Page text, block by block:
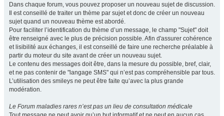
Dans chaque forum, vous pouvez proposer un nouveau sujet de discussion.
Il est conseillé de traiter un thème par sujet et donc de créer un nouveau
sujet quand un nouveau thème est abordé.
Pour faciliter l’identification du thème d’un message, le champ "Sujet" doit
être renseigné avec le plus de précision possible. Afin d'assurer cohérence
et lisibilité aux échanges, il est conseillé de faire une recherche préalable à
partir du moteur du site avant de créer un nouveau sujet.
Le contenu des messages doit être, dans la mesure du possible, bref, clair,
et ne pas contenir de "langage SMS" qui n’est pas compréhensible par tous.
L’utilisation des smileys ne peut être faite qu’avec la plus grande
modération.
Le Forum maladies rares n’est pas un lieu de consultation médicale